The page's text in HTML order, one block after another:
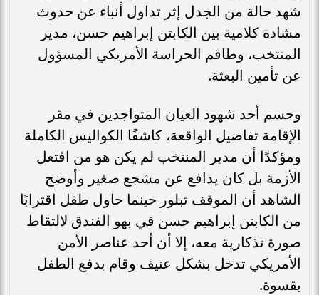
شهد حالة من الجدل إثر تداول أنباء عن حدوث
مشادة كلامية بين الكابتن إبراهيم حسن، مدير
المنتخب، وطاقم الحراسة الأمريكي المسؤول
عن تأمين البعثة.
وحسم أحد شهود العيان المتواجدين في مقر
الإقامة تفاصيل الواقعة، كاشفًا الكواليس الكاملة
ومؤكدًا أن مدير المنتخب لم يكن هو من افتعل
الأزمة بل كان يدافع عن مشجع صغير وأوضح
الشاهد أن الموقف تبلور حينما حاول طفل اقترابًا
من الكابتن إبراهيم حسن في بهو الفندق لالتقاط
صورة تذكارية معه، إلا أن أحد عناصر الأمن
الأمريكي تدخل بشكل عنيف وقام بدفع الطفل
بقسوة.